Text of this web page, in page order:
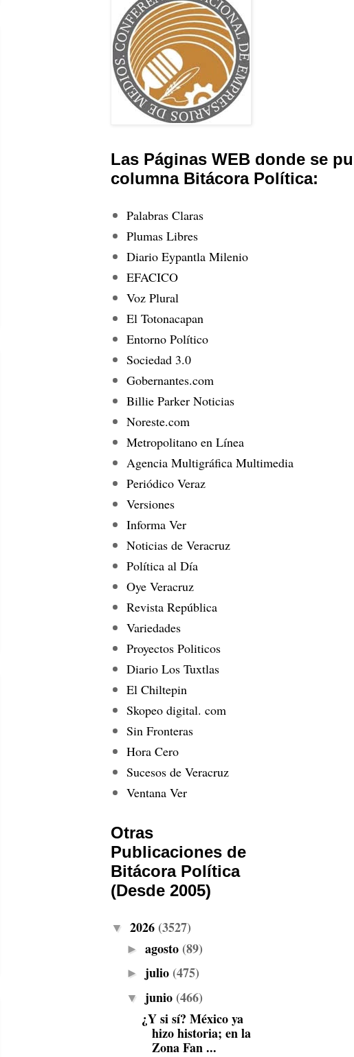
Las Páginas WEB donde se
columna Bitácora Política:
Palabras Claras
Plumas Libres
Diario Eypantla Milenio
EFACICO
Voz Plural
El Totonacapan
Entorno Político
Sociedad 3.0
Gobernantes.com
Billie Parker Noticias
Noreste.com
Metropolitano en Línea
Agencia Multigráfica Multimedia
Periódico Veraz
Versiones
Informa Ver
Noticias de Veracruz
Política al Día
Oye Veracruz
Revista República
Variedades
Proyectos Politicos
Diario Los Tuxtlas
El Chiltepin
Skopeo digital. com
Sin Fronteras
Hora Cero
Sucesos de Veracruz
Ventana Ver
Otras
Publicaciones de
Bitácora Política
(Desde 2005)
▼ 2026 (3527)
► agosto (89)
► julio (475)
▼ junio (466)
¿Y si sí? México ya
hizo historia; en la
Zona Fan ...